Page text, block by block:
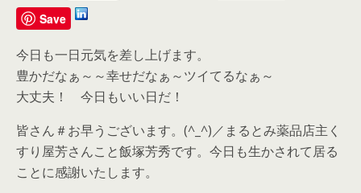
Save
今日も一日元気を差し上げます。
豊かだなぁ～～幸せだなぁ～ツイてるなぁ～
大丈夫！ 今日もいい日だ！
皆さん＃お早うございます。(^_^)／まるとみ薬品店主く
すり屋芳さんこと飯塚芳秀です。今日も生かされて居る
ことに感謝いたします。